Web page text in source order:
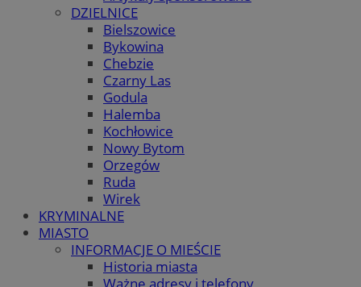
DZIELNICE
Bielszowice
Bykowina
Chebzie
Czarny Las
Godula
Halemba
Kochłowice
Nowy Bytom
Orzegów
Ruda
Wirek
KRYMINALNE
MIASTO
INFORMACJE O MIEŚCIE
Historia miasta